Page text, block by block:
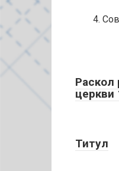
4.
Раскол
церкви
Титул